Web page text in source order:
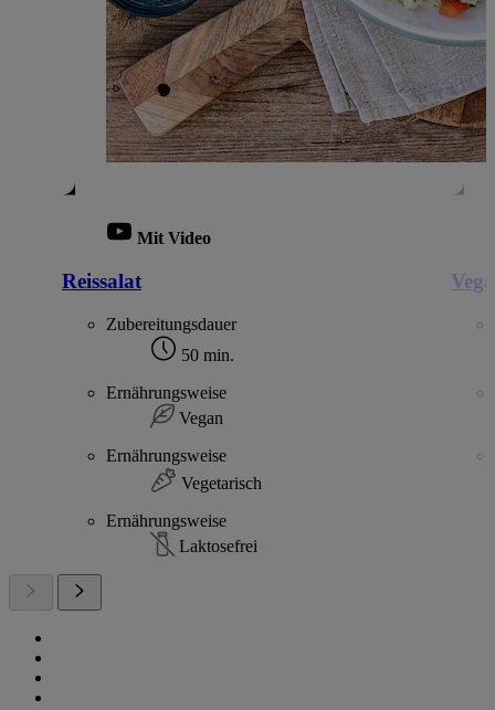
Mit Video
Reissalat
Zubereitungsdauer
50 min.
Ernährungsweise
Vegan
Ernährungsweise
Vegetarisch
Ernährungsweise
Laktosefrei